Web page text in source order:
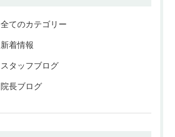
全てのカテゴリー
新着情報
スタッフブログ
院長ブログ